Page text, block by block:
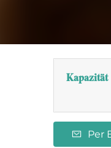
Kapazität
Per